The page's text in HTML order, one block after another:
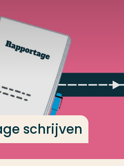
schrijven